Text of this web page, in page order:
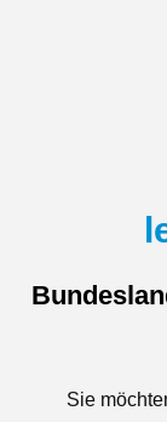
Sie